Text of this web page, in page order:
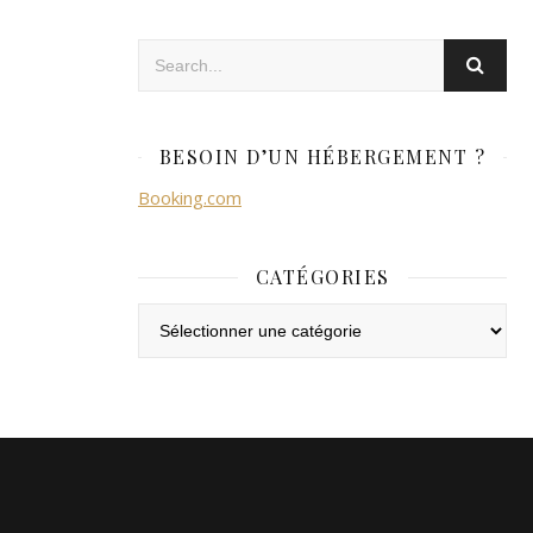
BESOIN D’UN HÉBERGEMENT ?
Booking.com
CATÉGORIES